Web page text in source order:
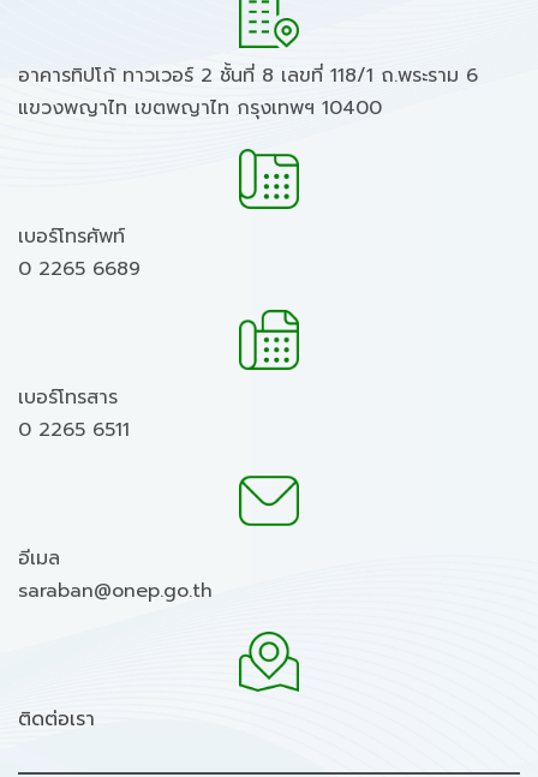
อาคารทิปโก้ ทาวเวอร์ 2 ชั้นที่ 8 เลขที่ 118/1 ถ.พระราม 6
แขวงพญาไท เขตพญาไท กรุงเทพฯ 10400
เบอร์โทรศัพท์
0 2265 6689
เบอร์โทรสาร
0 2265 6511
อีเมล
saraban@onep.go.th
ติดต่อเรา